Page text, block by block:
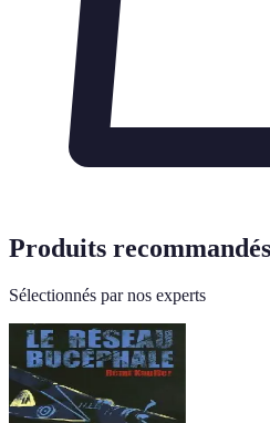
Produits recommandés
Sélectionnés par nos experts